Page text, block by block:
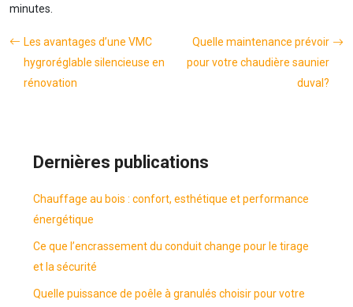
minutes.
Les avantages d’une VMC
hygroréglable silencieuse en
rénovation
Quelle maintenance prévoir
pour votre chaudière saunier
duval?
Dernières publications
Chauffage au bois : confort, esthétique et performance
énergétique
Ce que l’encrassement du conduit change pour le tirage
et la sécurité
Quelle puissance de poêle à granulés choisir pour votre